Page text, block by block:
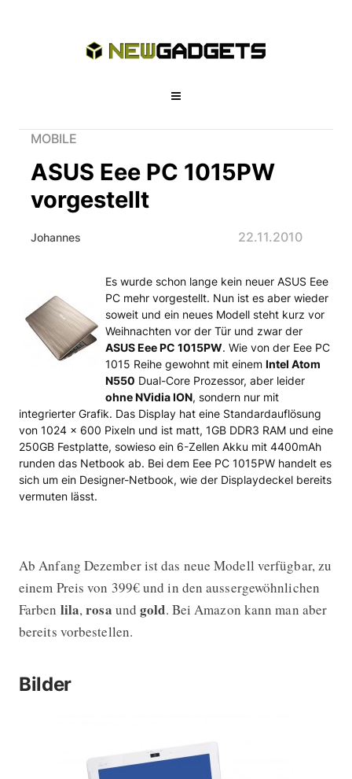
MOBILE
ASUS Eee PC 1015PW
vorgestellt
Johannes 22.11.2010
ASUS Eee PC 1015PW vorgestellt
Es wurde schon lange kein neuer ASUS Eee
PC mehr vorgestellt. Nun ist es aber wieder
soweit und ein neues Modell steht kurz vor
Weihnachten vor der Tür und zwar der
ASUS Eee PC 1015PW. Wie von der Eee PC
1015 Reihe gewohnt mit einem Intel Atom
N550 Dual-Core Prozessor, aber leider
ohne NVidia ION, sondern nur mit
integrierter Grafik. Das Display hat eine Standardauflösung
von 1024 x 600 Pixeln und ist matt, 1GB DDR3 RAM und eine
250GB Festplatte, sowieso ein 6-Zellen Akku mit 4400mAh
runden das Netbook ab. Bei dem Eee PC 1015PW handelt es
sich um ein Designer-Netbook, wie der Displaydeckel bereits
vermuten lässt.
Ab Anfang Dezember ist das neue Modell verfügbar, zu
einem Preis von 399€ und in den aussergewöhnlichen
Farben lila,rosa undgold. Bei Amazon kann man aber
bereits vorbestellen.
Bilder